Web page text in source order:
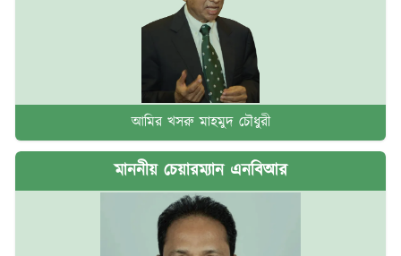
আমির খসরু মাহমুদ চৌধুরী
মাননীয় চেয়ারম্যান এনবিআর